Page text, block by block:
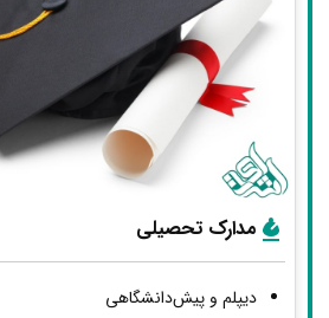
مدارک تحصیلی
دیپلم و پیش‌دانشگاهی